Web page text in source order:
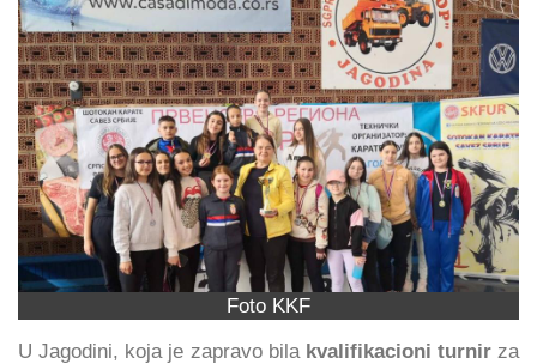
Foto KKF
U Jagodini, koja je zapravo bilakvalifikacioni turnirza